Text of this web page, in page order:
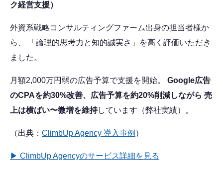
ク経営支援）
外資系戦略コンサルティングファーム出身の担当者様か
ら、 「論理的思考力と知的誠実さ」を高く評価いただき
ました。
月額2,000万円弱の広告予算で支援を開始。 Google広告
のCPAを約30%改善、広告予算を約20%削減しながら 売
上は横ばい〜微増を維持しています（弊社実績）。
（出典： ClimbUp Agency 導入事例 ）
▶ ClimbUp Agencyのサービス詳細を見る